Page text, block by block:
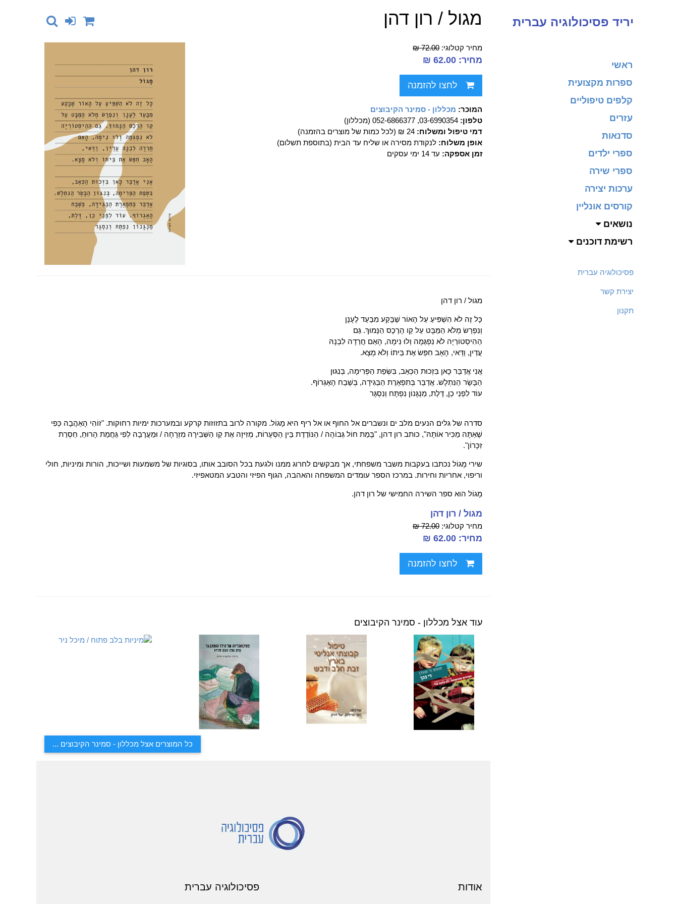
יריד פסיכולוגיה עברית
ראשי
ספרות מקצועית
קלפים טיפוליים
עזרים
סדנאות
ספרי ילדים
ספרי שירה
ערכות יצירה
קורסים אונליין
נושאים
רשימת דוכנים
פסיכולוגיה עברית
יצירת קשר
תקנון
מגול / רון דהן
מחיר קטלוגי: 72.00 ₪
מחיר: 62.00 ₪
לחצו להזמנה
המוכר: מכללון - סמינר הקיבוצים
טלפון: 03-6990354, 052-6866377 (מכללון)
דמי טיפול ומשלוח: 24 ₪ (לכל כמות של מוצרים בהזמנה)
אופן משלוח: לנקודת מסירה או שליח עד הבית (בתוספת תשלום)
זמן אספקה: עד 14 ימי עסקים
מגול / רון דהן
כָּל זֶה לֹא הִשְׁפִּיעַ עַל הָאוֹר שֶׁבָּקַע מִבַּעַד לֶעָנָן
וְנִפְרַשׂ מְלֹא הַמַּבָּט עַל קַו הָרֶכֶס הַנָּמוּךְ. גַּם
הַהִיסְטוֹרְיָה לֹא נִפְגְּמָה וְלוּ נִימָה, הָאֵם חֲרֵדָה לִבְנָהּ
עֲדַיִן, וַדַּאי, הָאָב חִפֵּשׂ אֶת בֵּיתוֹ וְלֹא מָצָא.
אֲנִי אֲדַבֵּר כָּאן בִּזְכוּת הַכְּאֵב, בִּשְׂפַת הַפְּרִימָה, בְּנִגּוּן
הַבָּשָׂר הַנִּתְלָשׁ. אֲדַבֵּר בְּתִפְאֶרֶת הַבְּגִידָה, בְּשֶׁבַח הָאֶגְרוֹף.
עוֹד לִפְנֵי כֵן, דֶּלֶת, מַנְגָּנוֹן נִפְתָּח וְנִסְגָּר
סדרה של גלים הנעים מלב ים ונשברים אל החוף או אל ריף היא מָגוֹל. מקורה לרוב בתזוזות קרקע ובמערכות ימיות רחוקות. "זוֹהִי הָאַהֲבָה כְּפִי
שֶׁאַתָּה מַכִּיר אוֹתָהּ", כותב רון דהן, "בָּמַת חוֹל גְּבוֹהָה / הַנּוֹדֶדֶת בֵּין הַסְּעָרוֹת, מְזִיזָה אֶת קַו הַשְּׁבִירָה מִזְרָחָה / וּמַעֲרָבָה לְפִי גַּחֲמַת הָרוּחַ, חַסְרַת
זִכָּרוֹן".
שירי מָגוֹל נכתבו בעקבות משבר משפחתי, אך מבקשים לחרוג ממנו ולגעת בכל הסובב אותו, בסוגיות של משמעות ושייכות, הורות ומיניות, חולי
וריפוי, אחריות וחירות. במרכז הספר עומדים המשפחה והאהבה, הגוף הפיזי והטבע המטאפיזי.
מָגוֹל הוא ספר השירה החמישי של רון דהן.
מגול / רון דהן
מחיר קטלוגי: 72.00 ₪
מחיר: 62.00 ₪
לחצו להזמנה
עוד אצל מכללון - סמינר הקיבוצים
כל המוצרים אצל מכללון - סמינר הקיבוצים ...
אודות פסיכולוגיה עברית